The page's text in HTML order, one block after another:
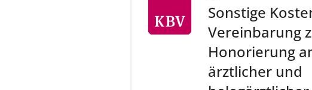
Sonstige
Vereinbarung
Honorierung
ärztlicher und